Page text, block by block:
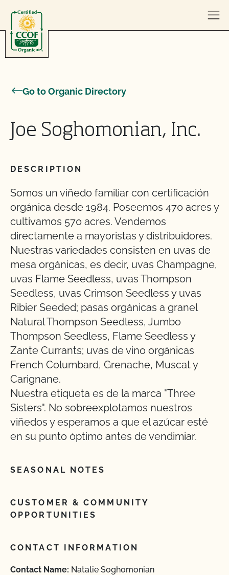
Go to Organic Directory
Joe Soghomonian, Inc.
DESCRIPTION
Somos un viñedo familiar con certificación
orgánica desde 1984. Poseemos 470 acres y
cultivamos 570 acres. Vendemos
directamente a mayoristas y distribuidores.
Nuestras variedades consisten en uvas de
mesa orgánicas, es decir, uvas Champagne,
uvas Flame Seedless, uvas Thompson
Seedless, uvas Crimson Seedless y uvas
Ribier Seeded; pasas orgánicas a granel
Natural Thompson Seedless, Jumbo
Thompson Seedless, Flame Seedless y
Zante Currants; uvas de vino orgánicas
French Columbard, Grenache, Muscat y
Carignane.
Nuestra etiqueta es de la marca "Three
Sisters". No sobreexplotamos nuestros
viñedos y esperamos a que el azúcar esté
en su punto óptimo antes de vendimiar.
SEASONAL NOTES
CUSTOMER & COMMUNITY
OPPORTUNITIES
CONTACT INFORMATION
Contact Name: Natalie Soghomonian